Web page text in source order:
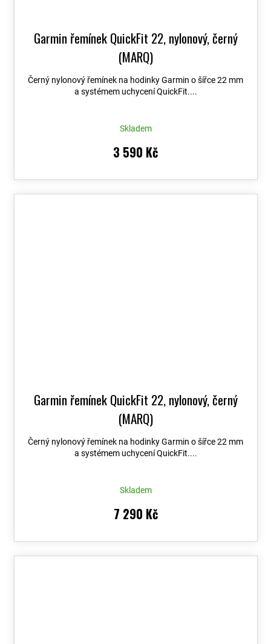
Garmin řemínek QuickFit 22, nylonový, černý
(MARQ)
Černý nylonový řemínek na hodinky Garmin o šířce 22 mm
a systémem uchycení QuickFit....
Skladem
3 590 Kč
Garmin řemínek QuickFit 22, nylonový, černý
(MARQ)
Černý nylonový řemínek na hodinky Garmin o šířce 22 mm
a systémem uchycení QuickFit....
Skladem
7 290 Kč